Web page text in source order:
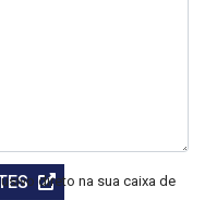
direto na sua caixa de